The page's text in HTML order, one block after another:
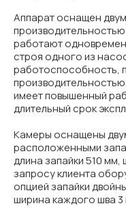
Аппарат оснащен
работают
строя одного из
работоспособность,
имеет повышенный
длительный срок
Камеры оснащены
расположенными
длина запайки 510
запросу клиента
опцией запайки
ширина каждого шва 3